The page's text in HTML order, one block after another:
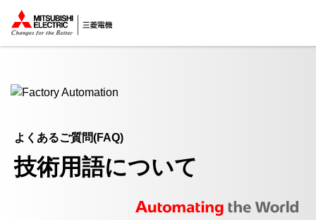
ここから本文
よくあるご質問(FAQ)
技術用語について